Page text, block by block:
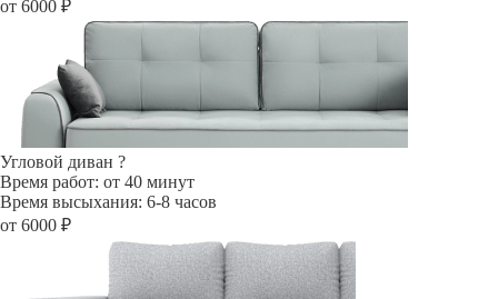
от 6000 ₽
Угловой диван ?
Время работ: от 40 минут
Время высыхания: 6-8 часов
от 6000 ₽